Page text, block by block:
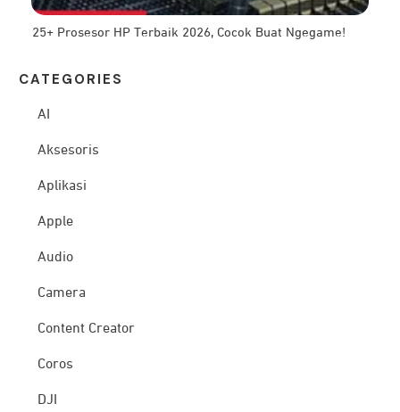
25+ Prosesor HP Terbaik 2026, Cocok Buat Ngegame!
CATEG ORIES
AI
Aksesoris
Aplikasi
Apple
Audio
Camera
Content Creator
Coros
DJI